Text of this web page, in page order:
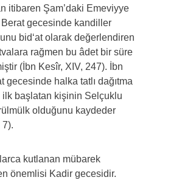
itibaren Şam’daki Emeviyye
Berat gecesinde kandiller
bid‘at olarak değerlendiren
rağmen bu âdet bir süre
(İbn Kesîr, XIV, 247). İbn
gecesinde halka tatlı dağıtma
başlatan kişinin Selçuklu
olduğunu kaydeder
7).
kutlanan mübarek
önemlisi Kadir gecesidir.